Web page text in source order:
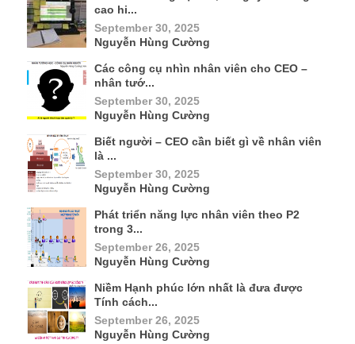
cao hi...
September 30, 2025
Nguyễn Hùng Cường
Các công cụ nhìn nhân viên cho CEO –
nhân tướ...
September 30, 2025
Nguyễn Hùng Cường
Biết người – CEO cần biết gì về nhân viên
là ...
September 30, 2025
Nguyễn Hùng Cường
Phát triển năng lực nhân viên theo P2
trong 3...
September 26, 2025
Nguyễn Hùng Cường
Niềm Hạnh phúc lớn nhất là đưa được
Tính cách...
September 26, 2025
Nguyễn Hùng Cường